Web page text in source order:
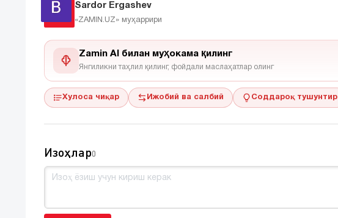
Sardor Ergashev
«ZAMIN.UZ» муҳаррири
Zamin AI билан муҳокама қилинг
Янгиликни таҳлил қилинг, фойдали маслаҳатлар олинг
Хулоса чиқар Ижобий ва салбий Соддароқ тушунтир
Изоҳлар0